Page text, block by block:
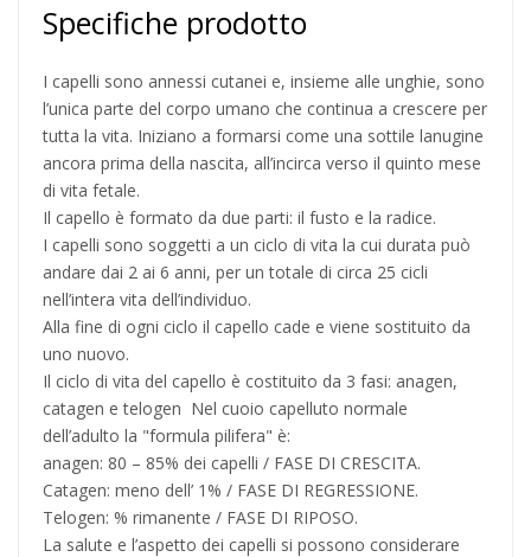
Specifiche prodotto
I capelli sono annessi cutanei e, insieme alle unghie, sono
l’unica parte del corpo umano che continua a crescere per
tutta la vita. Iniziano a formarsi come una sottile lanugine
ancora prima della nascita, all’incirca verso il quinto mese
di vita fetale.
Il capello è formato da due parti: il fusto e la radice.
I capelli sono soggetti a un ciclo di vita la cui durata può
andare dai 2 ai 6 anni, per un totale di circa 25 cicli
nell’intera vita dell’individuo.
Alla fine di ogni ciclo il capello cade e viene sostituito da
uno nuovo.
Il ciclo di vita del capello è costituito da 3 fasi: anagen,
catagen e telogen Nel cuoio capelluto normale
dell’adulto la "formula pilifera" è:
anagen: 80 – 85% dei capelli / FASE DI CRESCITA.
Catagen: meno dell’ 1% / FASE DI REGRESSIONE.
Telogen: % rimanente / FASE DI RIPOSO.
La salute e l’aspetto dei capelli si possono considerare